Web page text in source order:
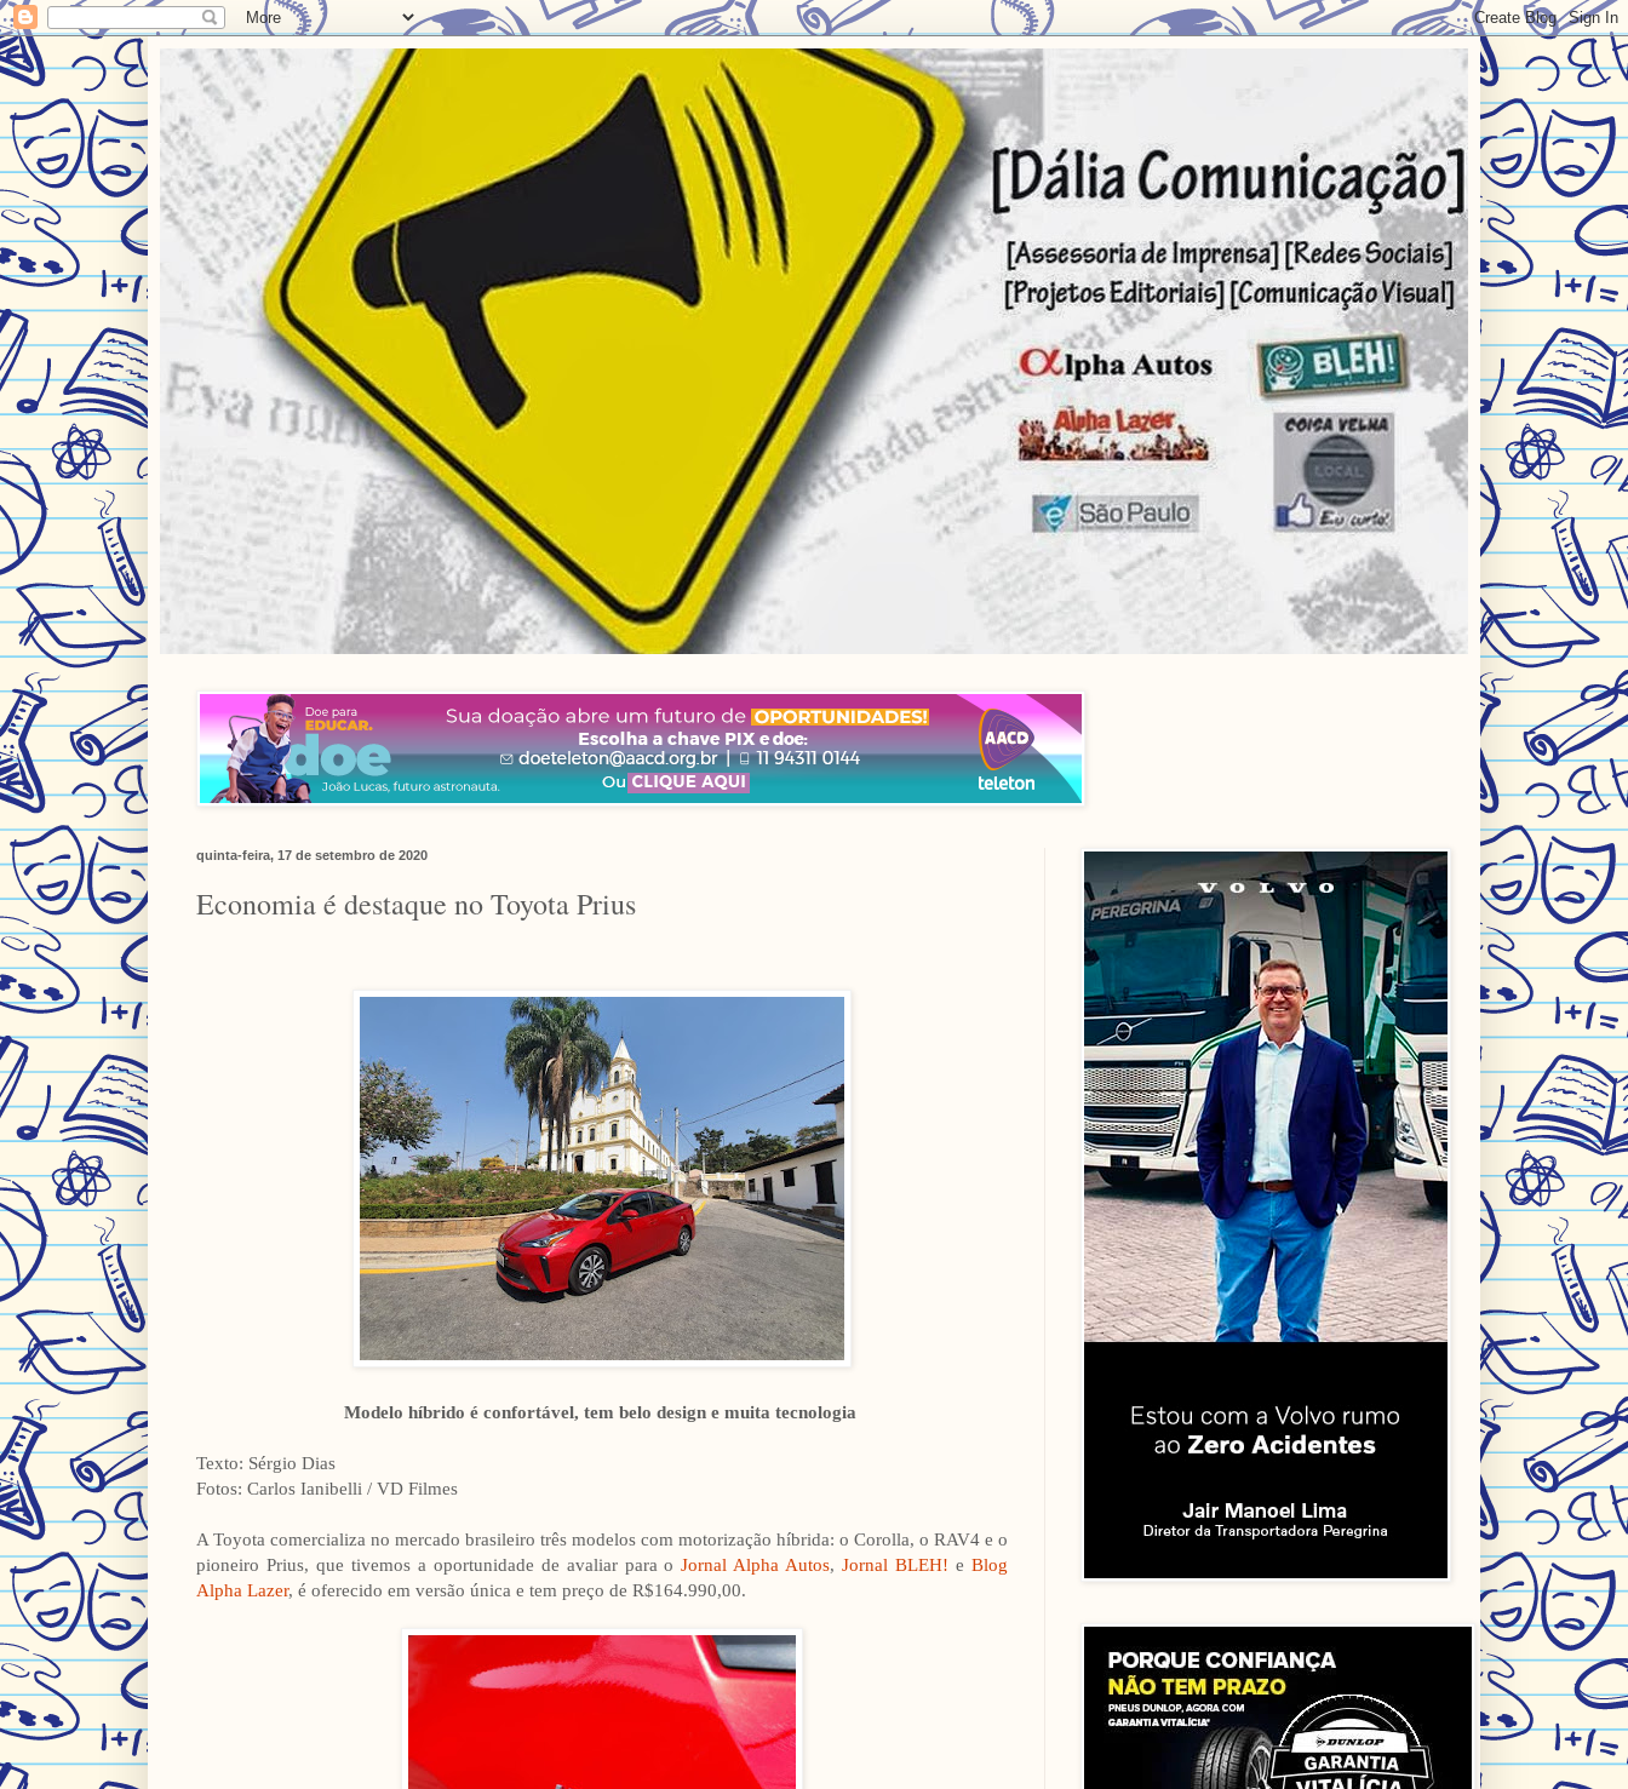
quinta-feira, 17 de setembro de 2020
Economia é destaque no Toyota Prius
Modelo híbrido é confortável, tem belo design e muita tecnologia
Texto: Sérgio Dias
Fotos: Carlos Ianibelli / VD Filmes
A Toyota comercializa no mercado brasileiro três modelos com motorização híbrida: o Corolla, o RAV4 e o
pioneiro Prius, que tivemos a oportunidade de avaliar para oJornal Alpha Autos,Jornal BLEH! e Blog
Alpha Lazer, é oferecido em versão única e tem preço de R$164.990,00.